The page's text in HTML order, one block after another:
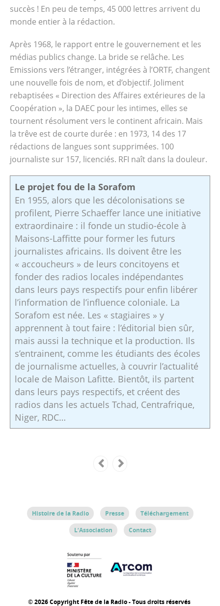
succès ! En peu de temps, 45 000 lettres arrivent du
monde entier à la rédaction.
Après 1968, le rapport entre le gouvernement et les
médias publics change. La bride se relâche. Les
Emissions vers l’étranger, intégrées à l’ORTF, changent
une nouvelle fois de nom, et d’objectif. Joliment
rebaptisées « Direction des Affaires extérieures de la
Coopération », la DAEC pour les intimes, elles se
tournent résolument vers le continent africain. Mais
la trêve est de courte durée : en 1973, 14 des 17
rédactions de langues sont supprimées. 100
journaliste sur 157, licenciés. RFI naît dans la douleur.
Le projet fou de la Sorafom
En 1955, alors que les décolonisations se
profilent, Pierre Schaeffer lance une initiative
extraordinaire : il fonde un studio-école à
Maisons-Laffitte pour former les futurs
journalistes africains. Ils doivent être les
« accoucheurs » de leurs concitoyens et
fonder des radios locales indépendantes
dans leurs pays respectifs pour enfin libérer
l’information de l’influence coloniale. La
Sorafom est née. Les « stagiaires » y
apprennent à tout faire : l’éditorial bien sûr,
mais aussi la technique et la production. Ils
s’entrainent, comme les étudiants des écoles
de journalisme actuelles, à couvrir l’actualité
locale de Maison Lafitte. Bientôt, ils partent
dans leurs pays respectifs, et créent des
radios dans les actuels Tchad, Centrafrique,
Niger, RDC…
Histoire de la Radio Presse
Téléchargement
L’Association
Contact
© 2026 Copyright Fête de la Radio - Tous droits réservés